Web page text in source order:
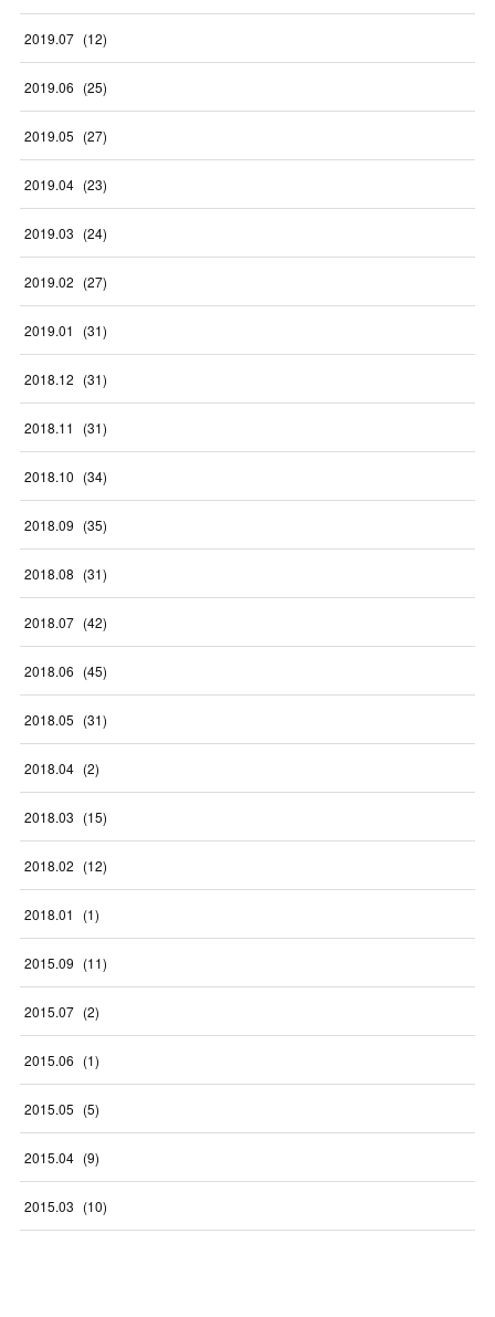
2019.07 (12)
2019.06 (25)
2019.05 (27)
2019.04 (23)
2019.03 (24)
2019.02 (27)
2019.01 (31)
2018.12 (31)
2018.11 (31)
2018.10 (34)
2018.09 (35)
2018.08 (31)
2018.07 (42)
2018.06 (45)
2018.05 (31)
2018.04 (2)
2018.03 (15)
2018.02 (12)
2018.01 (1)
2015.09 (11)
2015.07 (2)
2015.06 (1)
2015.05 (5)
2015.04 (9)
2015.03 (10)